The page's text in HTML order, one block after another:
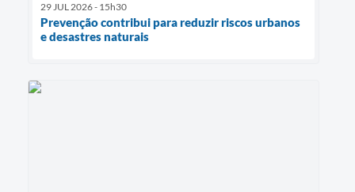
29 JUL 2026 - 15h30
Prevenção contribui para reduzir riscos urbanos
e desastres naturais